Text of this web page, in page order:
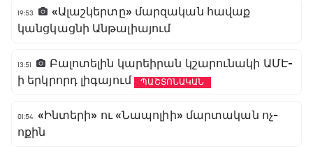
19:53
«Ալաշկերտը» մարզական հավաք
կանցկացնի Անթալիայում
13:51
Բալոտելին կարեիրան կշարունակի ԱՄԷ-
ի երկրորդ լիգայում
ՊԱՇՏՈՆԱԿԱՆ
01:54 «Ինտերի» ու «Նապոլիի» մարտական ոչ-
ոքին